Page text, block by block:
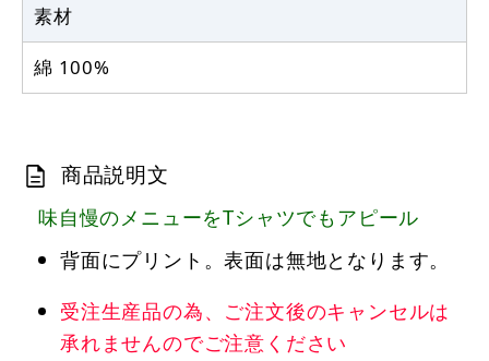
素材
綿 100%
商品説明文
味自慢のメニューをTシャツでもアピール
背面にプリント。表面は無地となります。
受注生産品の為、ご注文後のキャンセルは
承れませんのでご注意ください